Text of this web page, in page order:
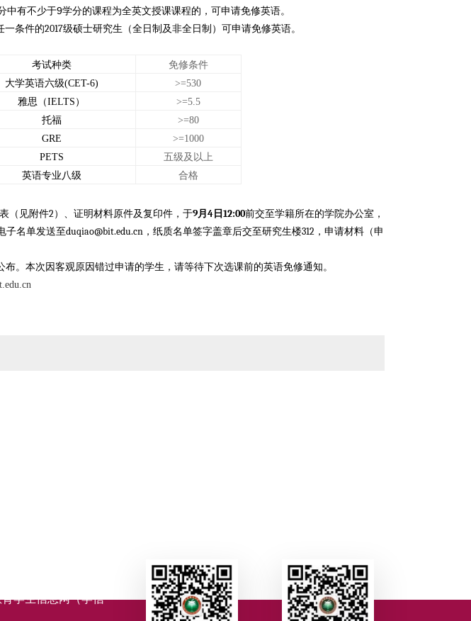
中有不少于9学分的课程为全英文授课课程的，可申请免修英语。
一条件的2017级硕士研究生（全日制及非全日制）可申请免修英语。
考试种类
免修条件
大学英语六级(CET-6)
>=530
雅思（IELTS）
>=5.5
托福
>=80
GRE
>=1000
PETS
五级及以上
英语专业八级 合格
（见附件2）、证明材料原件及复印件，于9月 4 日 12:00前交至学籍所在的学院办公室，
子名单发送至duqiao@bit.edu.cn ，纸质名单签字盖章后交至研究生楼312 ，申请材料（申
。本次因客观原因错过申请的学生，请等待下次选课前的英语免修通知。
学生信息网（学信